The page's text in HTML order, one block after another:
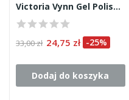
Victoria Vynn Gel Polish 357
33,00 zł 24,75 zł -25%
Dodaj do koszyka